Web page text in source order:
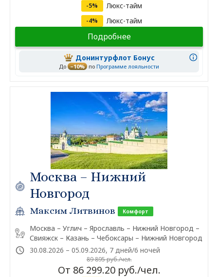
-5% Люкс-тайм
-4% Люкс-тайм
Подробнее
Донинтурфлот Бонус
До –10% по Программе лояльности
Москва – Нижний
Новгород
Максим Литвинов Комфорт
Москва – Углич – Ярославль – Нижний Новгород –
Свияжск – Казань – Чебоксары – Нижний Новгород
30.08.2026 – 05.09.2026, 7 дней/6 ночей
89 895 руб./чел.
От 86 299.20 руб./чел.